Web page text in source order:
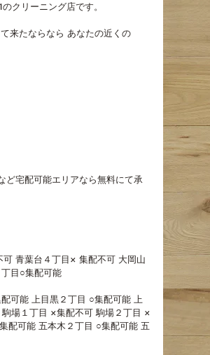
クリーニング店です。
来たならなら あなたの近くの
ど宅配可能エリアなら無料にて承
青葉台４丁目× 集配不可 大岡山
目○集配可能
可能 上目黒２丁目 ○集配可能 上
場１丁目 ×集配不可 駒場２丁目 ×
配可能 五本木２丁目 ○集配可能 五